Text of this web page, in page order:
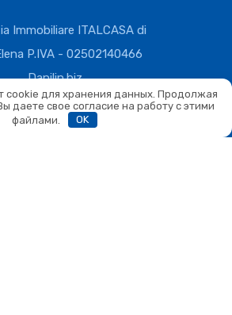
Immobiliare ITALCASA di
P.IVA - 02502140466
Danilin.biz
cookie для хранения данных. Продолжая
даете свое согласие на работу с этими
файлами.
OK